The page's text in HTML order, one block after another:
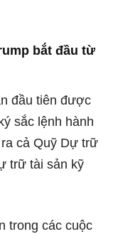
bắt đầu từ
đầu tiên được
ký sắc lệnh hành
cả Quỹ Dự trữ
trữ tài sản kỹ
trong các cuộc